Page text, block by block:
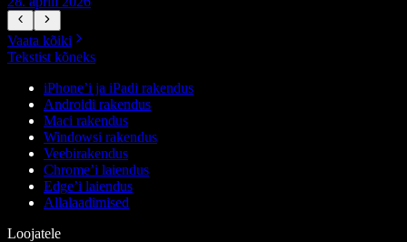
Vaata kõiki
Tekstist kõneks
iPhone’i ja iPadi rakendus
Androidi rakendus
Maci rakendus
Windowsi rakendus
Veebirakendus
Chrome’i laiendus
Edge’i laiendus
Allalaadimised
Loojatele